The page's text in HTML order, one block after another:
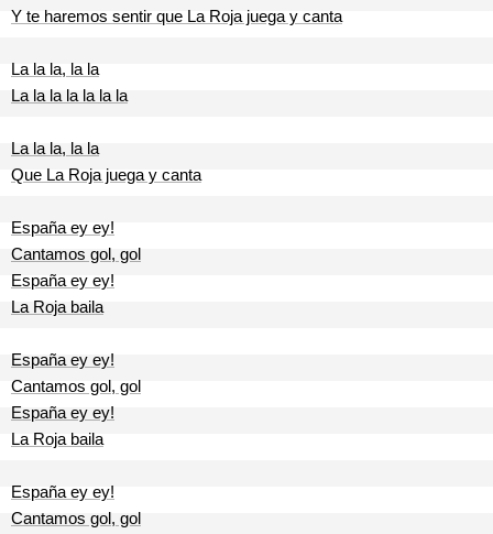
Y te haremos sentir que La Roja juega y canta
La la la, la la
La la la la la la la
La la la, la la
Que La Roja juega y canta
España ey ey!
Cantamos gol, gol
España ey ey!
La Roja baila
España ey ey!
Cantamos gol, gol
España ey ey!
La Roja baila
España ey ey!
Cantamos gol, gol